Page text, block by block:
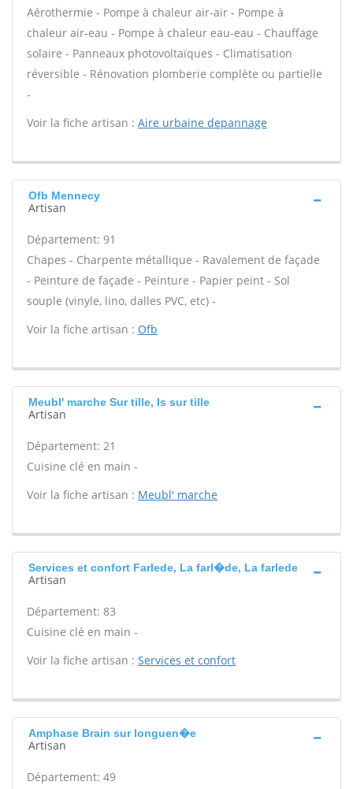
Aérothermie - Pompe à chaleur air-air - Pompe à
chaleur air-eau - Pompe à chaleur eau-eau - Chauffage
solaire - Panneaux photovoltaïques - Climatisation
réversible - Rénovation plomberie complète ou partielle
-
Voir la fiche artisan : Aire urbaine depannage
Ofb Mennecy
Artisan
Département: 91
Chapes - Charpente métallique - Ravalement de façade
- Peinture de façade - Peinture - Papier peint - Sol
souple (vinyle, lino, dalles PVC, etc) -
Voir la fiche artisan : Ofb
Meubl' marche Sur tille, Is sur tille
Artisan
Département: 21
Cuisine clé en main -
Voir la fiche artisan : Meubl' marche
Services et confort Farlede, La farl�de, La farlede
Artisan
Département: 83
Cuisine clé en main -
Voir la fiche artisan : Services et confort
Amphase Brain sur longuen�e
Artisan
Département: 49